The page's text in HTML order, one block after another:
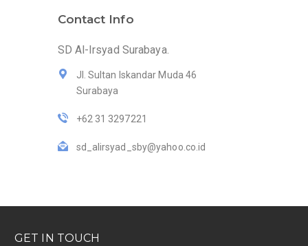
Contact Info
SD Al-Irsyad Surabaya.
Jl. Sultan Iskandar Muda 46
Surabaya
+62 31 3297221
sd_alirsyad_sby@yahoo.co.id
GET IN TOUCH